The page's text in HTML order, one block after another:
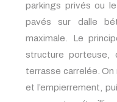
parkings privés ou
pavés sur dalle
maximale. Le
structure porteuse,
terrasse carrelée. On
et l’empierrement,